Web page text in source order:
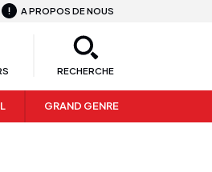
A PROPOS DE NOUS
RECHERCHE
GRAND GENRE